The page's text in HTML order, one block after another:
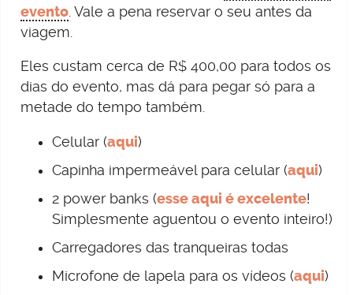
evento . Vale a pena reservar o seu antes da
viagem.
Eles custam cerca de R$ 400,00 para todos os
dias do evento, mas dá para pegar só para a
metade do tempo também.
Celular (aqui)
Capinha impermeável para celular (aqui)
2 power banks (esse aqui é excelente!
Simplesmente aguentou o evento inteiro!)
Carregadores das tranqueiras todas
Microfone de lapela para os vídeos (aqui)